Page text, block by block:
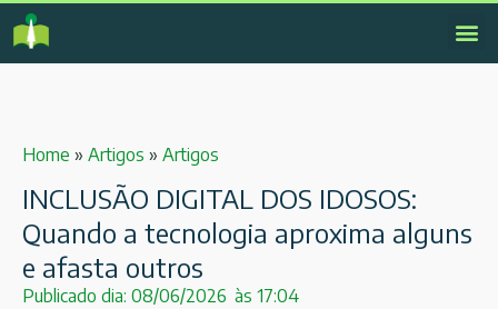
Home » Artigos » Artigos
INCLUSÃO DIGITAL DOS IDOSOS:
Quando a tecnologia aproxima alguns
e afasta outros
Publicado dia: 08/06/2026 às 17:04